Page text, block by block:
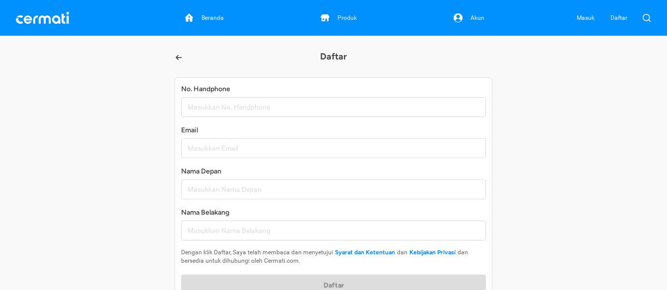
Beranda Produk Akun Masuk Daftar
Daftar
No. Handphone
Email
Nama Depan
Nama Belakang
Dengan klik Daftar, Saya telah membaca dan menyetujui Syarat dan Ketentuan dan Kebijakan Privasi dan
bersedia untuk dihubungi oleh Cermati.com.
Daftar